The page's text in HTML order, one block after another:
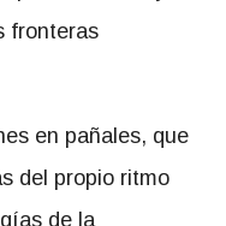
fronteras
en pañales, que
del propio ritmo
de la